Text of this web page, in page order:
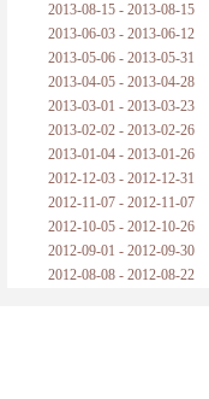
2013-08-15 - 2013-08-15
2013-06-03 - 2013-06-12
2013-05-06 - 2013-05-31
2013-04-05 - 2013-04-28
2013-03-01 - 2013-03-23
2013-02-02 - 2013-02-26
2013-01-04 - 2013-01-26
2012-12-03 - 2012-12-31
2012-11-07 - 2012-11-07
2012-10-05 - 2012-10-26
2012-09-01 - 2012-09-30
2012-08-08 - 2012-08-22